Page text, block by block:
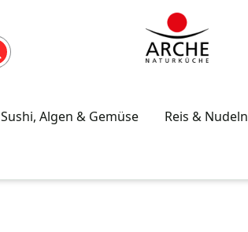
Sushi, Algen & Gemüse Reis & Nudeln